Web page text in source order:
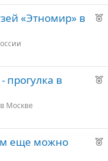
Р
е
е
«Этномир» в
Р
е
прогулка в
Москве
Р
еще можно